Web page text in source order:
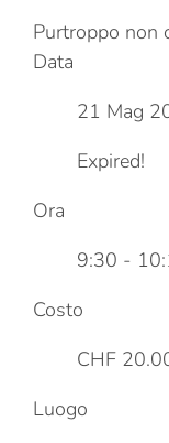
Purtroppo non
Data
21 Mag
Expired!
Ora
9:30 -
Costo
CHF
Luogo